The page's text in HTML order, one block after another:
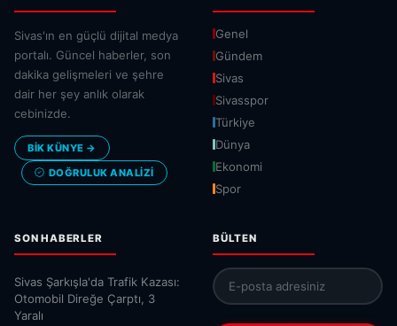
Sivas'ın en güçlü dijital medya
portalı. Güncel haberler, son
dakika gelişmeleri ve şehre
dair her şey anlık olarak
cebinizde.
BİK KÜNYE →
DOĞRULUK ANALIZI
Genel
Gündem
Sivas
Sivasspor
Türkiye
Dünya
Ekonomi
Spor
SON HABERLER
Sivas Şarkışla'da Trafik Kazası:
Otomobil Direğe Çarptı, 3
Yaralı
BÜLTEN